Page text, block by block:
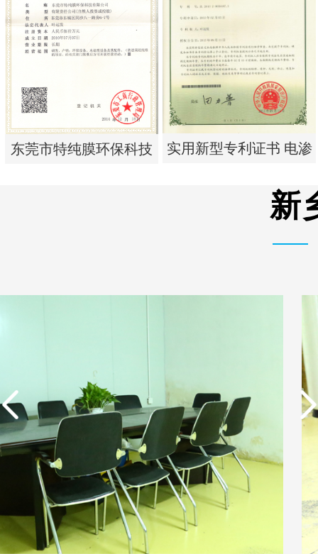
实用新型专利证书 电渗
析器用纯水隔板组件
实用新型专利证书 一种
单边过滤流畅基板
东莞市特纯膜环保科技
实用新型专利证书 电渗
新